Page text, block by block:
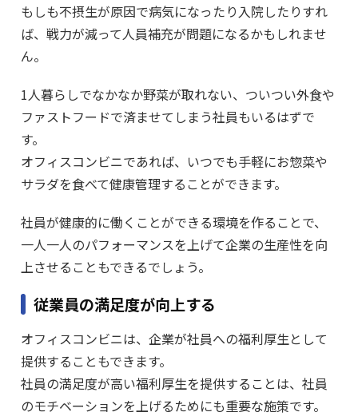
もしも不摂生が原因で病気になったり入院したりすれ
ば、戦力が減って人員補充が問題になるかもしれませ
ん。
1人暮らしでなかなか野菜が取れない、ついつい外食や
ファストフードで済ませてしまう社員もいるはずで
す。
オフィスコンビニであれば、いつでも手軽にお惣菜や
サラダを食べて健康管理することができます。
社員が健康的に働くことができる環境を作ることで、
一人一人のパフォーマンスを上げて企業の生産性を向
上させることもできるでしょう。
従業員の満足度が向上する
オフィスコンビニは、企業が社員への福利厚生として
提供することもできます。
社員の満足度が高い福利厚生を提供することは、社員
のモチベーションを上げるためにも重要な施策です。